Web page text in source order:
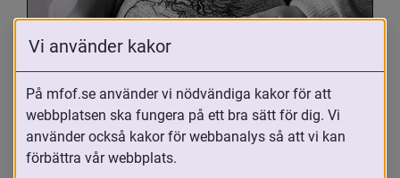
Oavsett om du är adopterad,
adoptivförälder eller arbetar med
Vi använder kakor
På mfof.se använder vi nödvändiga kakor för att
webbplatsen ska fungera på ett bra sätt för dig. Vi
använder också kakor för webbanalys så att vi kan
förbättra vår webbplats.